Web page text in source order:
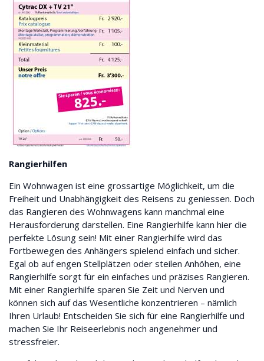
Rangierhilfen
Ein Wohnwagen ist eine grossartige Möglichkeit, um die
Freiheit und Unabhängigkeit des Reisens zu geniessen. Doch
das Rangieren des Wohnwagens kann manchmal eine
Herausforderung darstellen. Eine Rangierhilfe kann hier die
perfekte Lösung sein! Mit einer Rangierhilfe wird das
Fortbewegen des Anhängers spielend einfach und sicher.
Egal ob auf engen Stellplätzen oder steilen Anhöhen, eine
Rangierhilfe sorgt für ein einfaches und präzises Rangieren.
Mit einer Rangierhilfe sparen Sie Zeit und Nerven und
können sich auf das Wesentliche konzentrieren – nämlich
Ihren Urlaub! Entscheiden Sie sich für eine Rangierhilfe und
machen Sie Ihr Reiseerlebnis noch angenehmer und
stressfreier.